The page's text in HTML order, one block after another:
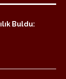
Buldu: